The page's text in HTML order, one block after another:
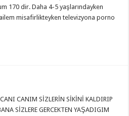
170 dir. Daha 4-5 yaşlarındayken
misafirlikteyken televizyona porno
CANIM SİZLERİN SİKİNİ KALDIRIP
SİZLERE GERCEKTEN YAŞADIGIM